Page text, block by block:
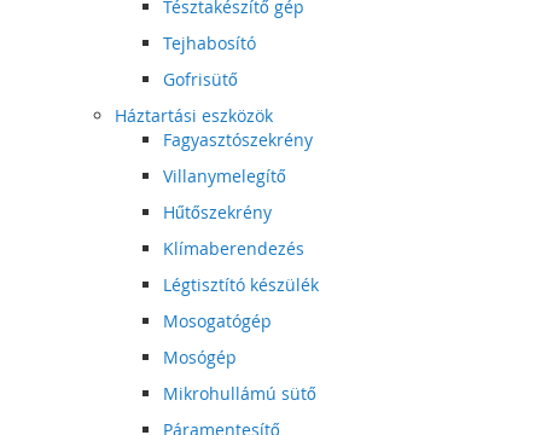
Tésztakészítő gép
Tejhabosító
Gofrisütő
Háztartási eszközök
Fagyasztószekrény
Villanymelegítő
Hűtőszekrény
Klímaberendezés
Légtisztító készülék
Mosogatógép
Mosógép
Mikrohullámú sütő
Páramentesítő